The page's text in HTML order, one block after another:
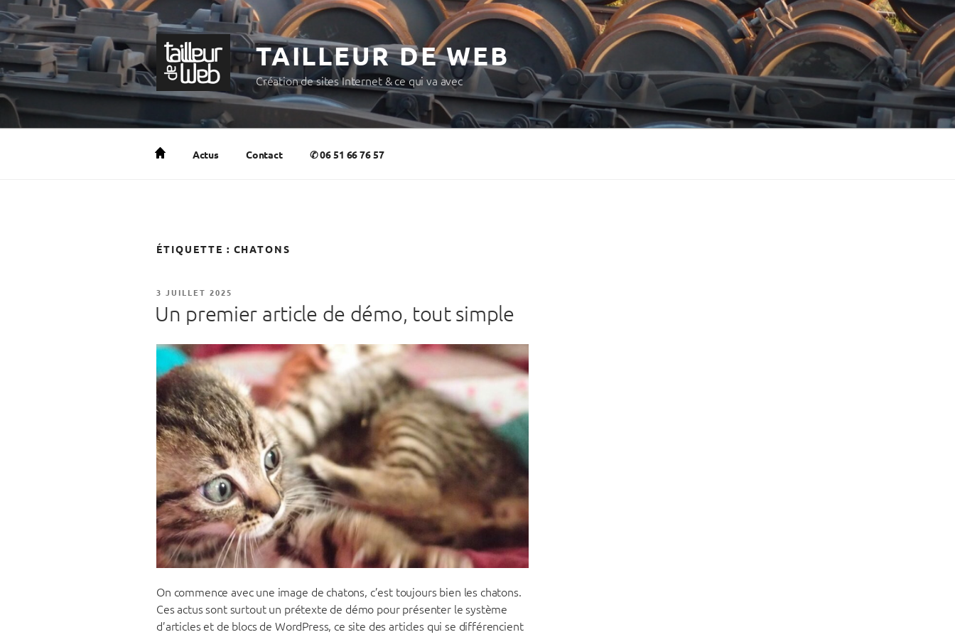
Aller
au
contenu
principal
TAILLEUR DE WEB
Création de sites Internet & ce qui va avec
Actus Contact ✆ 06 51 66 76 57
ÉTIQUETTE : CHATONS
PUBLIÉ
3 JUILLET 2025
Un premier article de démo, tout simple
On commence avec une image de chatons, c’est toujours bien les chatons.
Ces actus sont surtout un prétexte de démo pour présenter le système
d’articles et de blocs de WordPress, ce site des articles qui se différencient